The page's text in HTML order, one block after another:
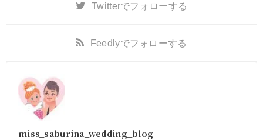
Twitterでフォローする
Feedlyでフォローする
miss_saburina_wedding_blog